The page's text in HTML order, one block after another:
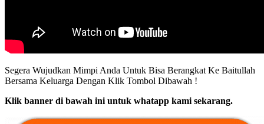
Segera Wujudkan Mimpi Anda Untuk Bisa Berangkat Ke Baitullah
Bersama Keluarga Dengan Klik Tombol Dibawah !
Klik banner di bawah ini untuk whatapp kami sekarang.